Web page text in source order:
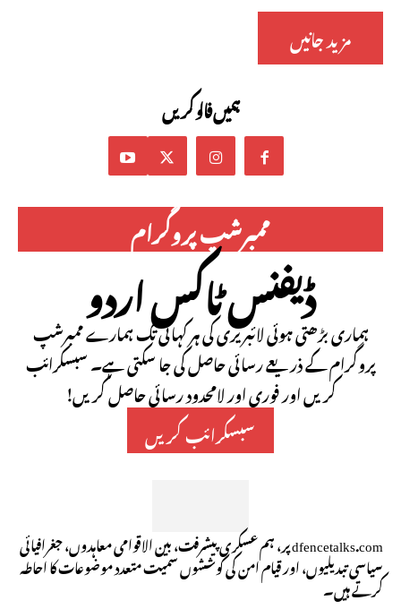
مزید جانیں
ہمیں فالو کریں
ممبرشپ پروگرام
ڈیفنس ٹاکس اردو
ہماری بڑھتی ہوئی لائبریری کی ہر کہانی تک ہمارے ممبرشپ
پروگرام کے ذریعے رسائی حاصل کی جا سکتی ہے۔ سبسکرائب
کریں اور فوری اور لامحدود رسائی حاصل کریں!
سبسکرائب کریں
dfencetalks.com پر، ہم عسکری پیشرفت، بین الاقوامی معاہدوں، جغرافیائی
سیاسی تبدیلیوں، اور قیام امن کی کوششوں سمیت متعدد موضوعات کا احاطہ
کرتے ہیں۔